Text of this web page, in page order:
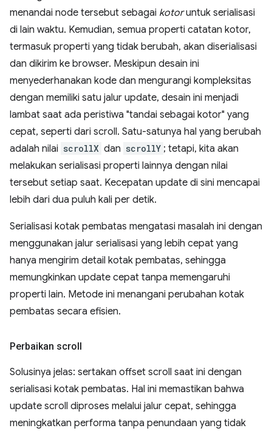
menandai node tersebut sebagai kotoruntuk serialisasi
di lain waktu. Kemudian, semua properti catatan kotor,
termasuk properti yang tidak berubah, akan diserialisasi
dan dikirim ke browser. Meskipun desain ini
menyederhanakan kode dan mengurangi kompleksitas
dengan memiliki satu jalur update, desain ini menjadi
lambat saat ada peristiwa "tandai sebagai kotor" yang
cepat, seperti dari scroll. Satu-satunya hal yang berubah
adalah nilai scrollX dan scrollY ; tetapi, kita akan
melakukan serialisasi properti lainnya dengan nilai
tersebut setiap saat. Kecepatan update di sini mencapai
lebih dari dua puluh kali per detik.
Serialisasi kotak pembatas mengatasi masalah ini dengan
menggunakan jalur serialisasi yang lebih cepat yang
hanya mengirim detail kotak pembatas, sehingga
memungkinkan update cepat tanpa memengaruhi
properti lain. Metode ini menangani perubahan kotak
pembatas secara efisien.
Perbaikan scroll
Solusinya jelas: sertakan offset scroll saat ini dengan
serialisasi kotak pembatas. Hal ini memastikan bahwa
update scroll diproses melalui jalur cepat, sehingga
meningkatkan performa tanpa penundaan yang tidak